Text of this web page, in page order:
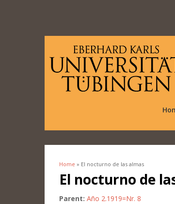
You are here
Home » El nocturno de las almas
El nocturno de
Parent: Año 2.1919=Nr. 8